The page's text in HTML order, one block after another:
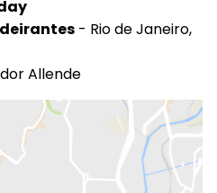
- Rio de Janeiro,
Allende